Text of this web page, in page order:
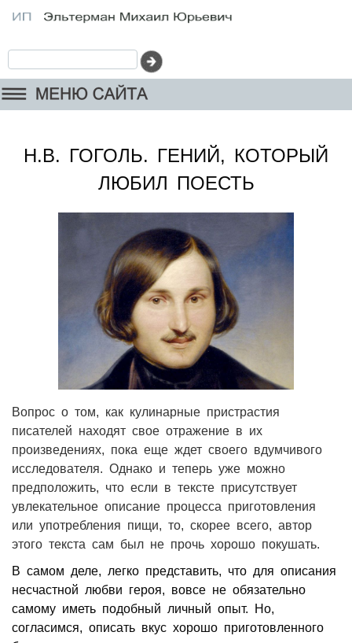
Н.В. ГОГОЛЬ. ГЕНИЙ, КОТОРЫЙ
ЛЮБИЛ ПОЕСТЬ
Вопрос о том, как кулинарные пристрастия
писателей находят свое отражение в их
произведениях, пока еще ждет своего вдумчивого
исследователя. Однако и теперь уже можно
предположить, что если в тексте присутствует
увлекательное описание процесса приготовления
или употребления пищи, то, скорее всего, автор
этого текста сам был не прочь хорошо покушать.
В самом деле, легко представить, что для описания
несчастной любви героя, вовсе не обязательно
самому иметь подобный личный опыт. Но,
согласимся, описать вкус хорошо приготовленного